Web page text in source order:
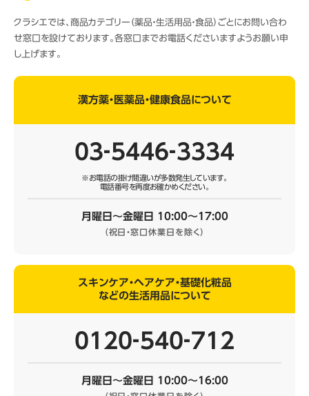
クラシエでは、商品カテゴリー（薬品・生活用品・食品）ごとにお問い合わ
せ窓口を設けております。各窓口までお電話くださいますようお願い申
し上げます。
漢方薬・医薬品・健康食品について
03‐5446‐3334
※お電話の掛け間違いが多数発生しています。
電話番号を再度お確かめください。
月曜日～金曜日 10:00～17:00
（祝日・窓口休業日を除く）
スキンケア・ヘアケア・基礎化粧品
などの生活用品について
0120‐540‐712
月曜日～金曜日 10:00～16:00